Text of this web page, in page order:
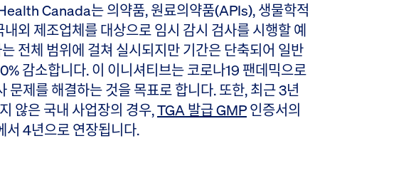
Canada는 의약품, 원료의약품(APIs), 생물학적
외 제조업체를 대상으로 임시 감시 검사를 시행할 예
전체 범위에 걸쳐 실시되지만 기간은 단축되어 일반
감소합니다. 이 이니셔티브는 코로나19 팬데믹으로
문제를 해결하는 것을 목표로 합니다. 또한, 최근 3년
않은 국내 사업장의 경우,TGA 발급 GMP인증서의
서 4년으로 연장됩니다.